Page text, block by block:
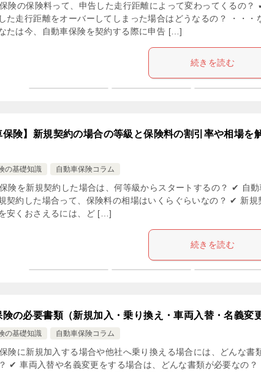
険の保険料って、申告した走行距離によって変わってくるの？
た走行距離をオーバーしてしまった場合はどうなるの？ ・・・
たは今、自動車保険を契約する際に申告 […]
続きを読む
保険】新規契約の場合の等級と保険料の割引率や相場を
の基礎知識 自動車保険コラム
険を新規契約した場合は、何等級からスタートするの？ ✔ 自動
契約した場合って、保険料の相場はいくらぐらいなの？ ✔ 新規
安くおさえるには、ど […]
続きを読む
険の必要書類（新規加入・乗り換え・車両入替・名義変更
の基礎知識 自動車保険コラム
険に新規加入する場合や他社へ乗り換える場合には、どんな書
✔ 車両入替や名義変更をする場合は、どんな書類が必要なの？